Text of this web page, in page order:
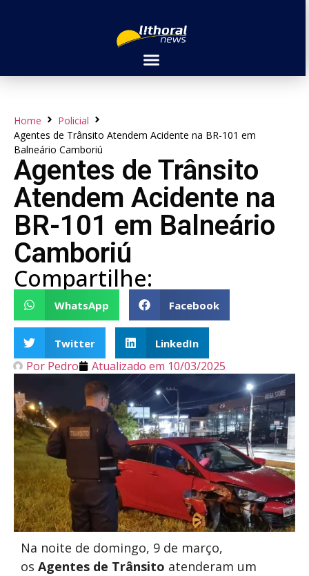
Home
Policial
Agentes de Trânsito Atendem Acidente na BR-101 em
Balneário Camboriú
Agentes de Trânsito
Atendem Acidente na
BR-101 em Balneário
Camboriú
Compartilhe:
WhatsApp Facebook
Twitter LinkedIn
Por Pedro Atualizado em 10/03/2025
Na noite de domingo, 9 de março,
os Agentes de Trânsito atenderam um